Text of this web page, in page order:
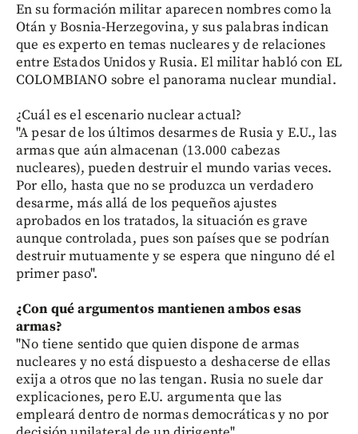
En su formación militar aparecen nombres como la
Otán y Bosnia-Herzegovina, y sus palabras indican
que es experto en temas nucleares y de relaciones
entre Estados Unidos y Rusia. El militar habló con EL
COLOMBIANO sobre el panorama nuclear mundial.
¿Cuál es el escenario nuclear actual?
"A pesar de los últimos desarmes de Rusia y E.U., las
armas que aún almacenan (13.000 cabezas
nucleares), pueden destruir el mundo varias veces.
Por ello, hasta que no se produzca un verdadero
desarme, más allá de los pequeños ajustes
aprobados en los tratados, la situación es grave
aunque controlada, pues son países que se podrían
destruir mutuamente y se espera que ninguno dé el
primer paso".
¿Con qué argumentos mantienen ambos esas
armas?
"No tiene sentido que quien dispone de armas
nucleares y no está dispuesto a deshacerse de ellas
exija a otros que no las tengan. Rusia no suele dar
explicaciones, pero E.U. argumenta que las
empleará dentro de normas democráticas y no por